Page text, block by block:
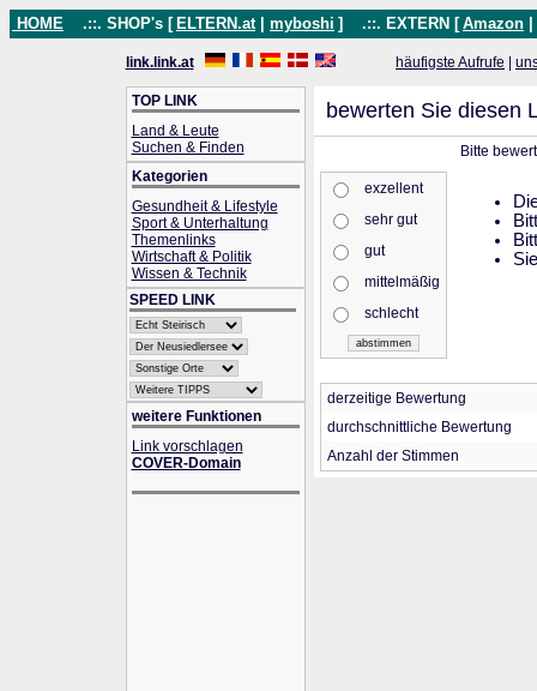
HOME .::. SHOP's [ ELTERN.at myboshi ] .::. EXTERN [ Amazon
link.link.at häufigste Aufrufe
TOP LINK
Land & Leute
Suchen & Finden
Kategorien
Gesundheit & Lifestyle
Sport & Unterhaltung
Themenlinks
Wirtschaft & Politik
Wissen & Technik
SPEED LINK
weitere Funktionen
Link vorschlagen
COVER-Domain
bewerten Sie diesen
Bitte
exzellent
sehr gut
gut
mittelmäßig
schlecht
derzeitige Bewertung
durchschnittliche Bewertung
Anzahl der Stimmen